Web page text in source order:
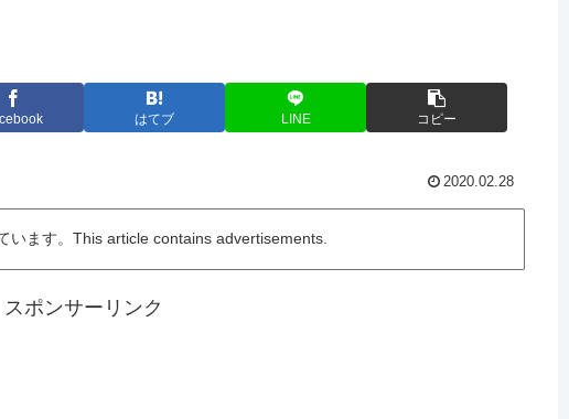
はてブ LINE コピー
2020.02.28
います。This article contains advertisements.
スポンサーリンク